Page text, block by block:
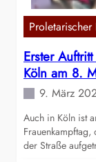
Proletarischer
Erster
Köln am 8.
9. März
Auch in Köln ist
der Straße